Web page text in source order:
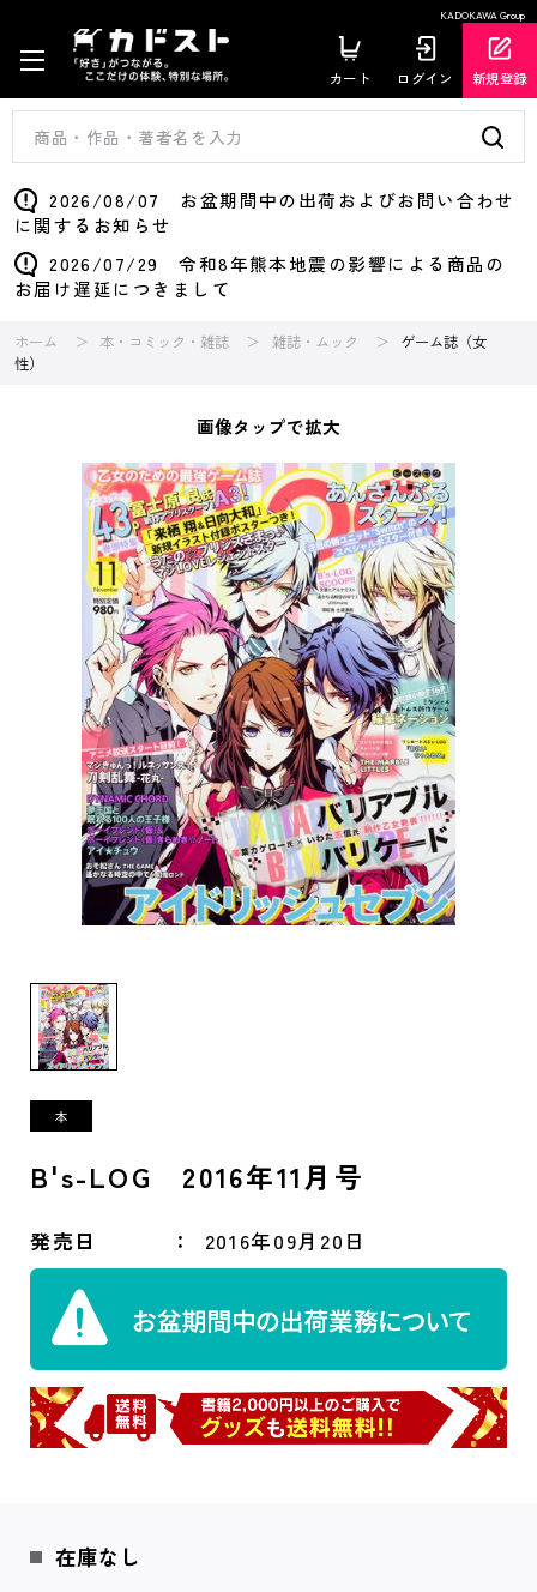
KADOKAWA Group
カート ログイン 新規登録
2026/08/07 お盆期間中の出荷およびお問い合わせ
に関するお知らせ
2026/07/29 令和8年熊本地震の影響による商品の
お届け遅延につきまして
ホーム 本・コミック・雑誌 雑誌・ムック
ゲーム誌（女
性）
画像タップで拡大
B's-LOG 2016年11月号
発売日 2016年09月20日
在庫なし